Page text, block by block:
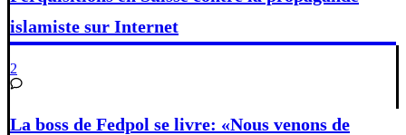
islamiste sur Internet
2
La boss de Fedpol se livre: «Nous venons de